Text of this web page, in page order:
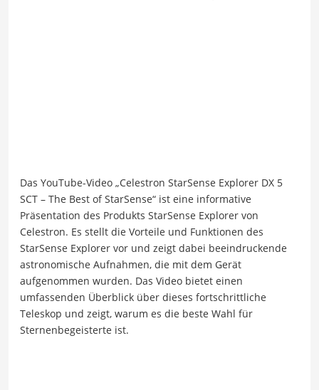
Das YouTube-Video „Celestron StarSense Explorer DX 5
SCT – The Best of StarSense“ ist eine informative
Präsentation des Produkts StarSense Explorer von
Celestron. Es stellt die Vorteile und Funktionen des
StarSense Explorer vor und zeigt dabei beeindruckende
astronomische Aufnahmen, die mit dem Gerät
aufgenommen wurden. Das Video bietet einen
umfassenden Überblick über dieses fortschrittliche
Teleskop und zeigt, warum es die beste Wahl für
Sternenbegeisterte ist.